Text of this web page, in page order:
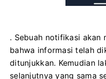
. Sebuah notifikasi akan
bahwa informasi telah
ditunjukkan. Kemudian
selanjutnya yang sama